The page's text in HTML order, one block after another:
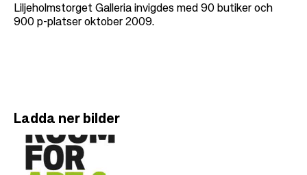
Liljeholmstorget Galleria invigdes med 90 butiker och
900 p-platser oktober 2009.
Ladda ner bilder